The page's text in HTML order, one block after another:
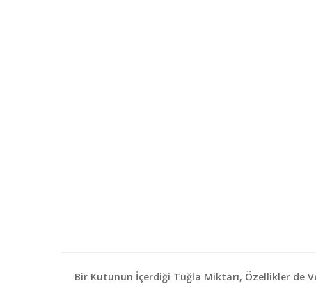
Bir Kutunun İçerdiği Tuğla Miktarı, Özellikler de